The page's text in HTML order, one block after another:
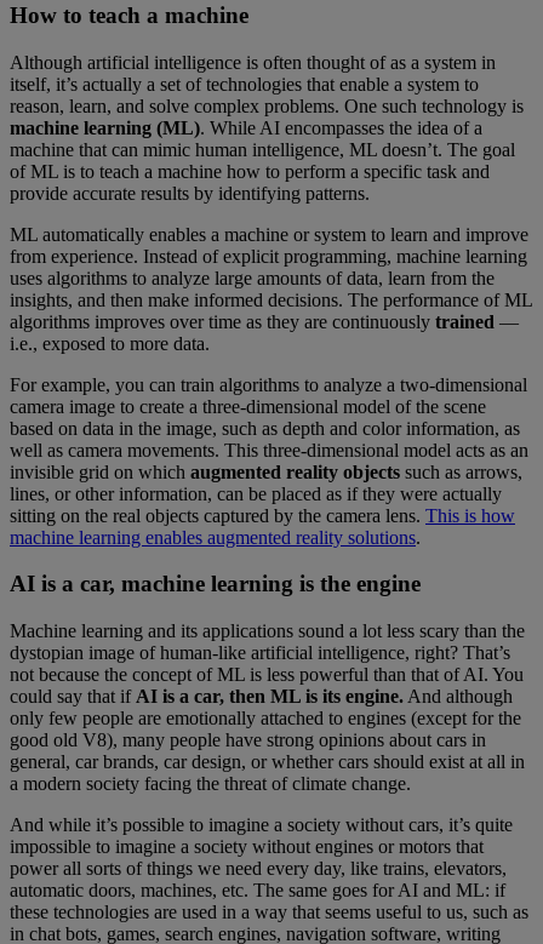
How to teach a machine
Although artificial intelligence is often thought of as a system in
itself, it’s actually a set of technologies that enable a system to
reason, learn, and solve complex problems. One such technology is
machine learning (ML). While AI encompasses the idea of a
machine that can mimic human intelligence, ML doesn’t. The goal
of ML is to teach a machine how to perform a specific task and
provide accurate results by identifying patterns.
ML automatically enables a machine or system to learn and improve
from experience. Instead of explicit programming, machine learning
uses algorithms to analyze large amounts of data, learn from the
insights, and then make informed decisions. The performance of ML
algorithms improves over time as they are continuously trained —
i.e., exposed to more data.
For example, you can train algorithms to analyze a two-dimensional
camera image to create a three-dimensional model of the scene
based on data in the image, such as depth and color information, as
well as camera movements. This three-dimensional model acts as an
invisible grid on which augmented reality objects such as arrows,
lines, or other information, can be placed as if they were actually
sitting on the real objects captured by the camera lens. This is how
machine learning enables augmented reality solutions.
AI is a car, machine learning is the engine
Machine learning and its applications sound a lot less scary than the
dystopian image of human-like artificial intelligence, right? That’s
not because the concept of ML is less powerful than that of AI. You
could say that if AI is a car, then ML is its engine. And although
only few people are emotionally attached to engines (except for the
good old V8), many people have strong opinions about cars in
general, car brands, car design, or whether cars should exist at all in
a modern society facing the threat of climate change.
And while it’s possible to imagine a society without cars, it’s quite
impossible to imagine a society without engines or motors that
power all sorts of things we need every day, like trains, elevators,
automatic doors, machines, etc. The same goes for AI and ML: if
these technologies are used in a way that seems useful to us, such as
in chat bots, games, search engines, navigation software, writing